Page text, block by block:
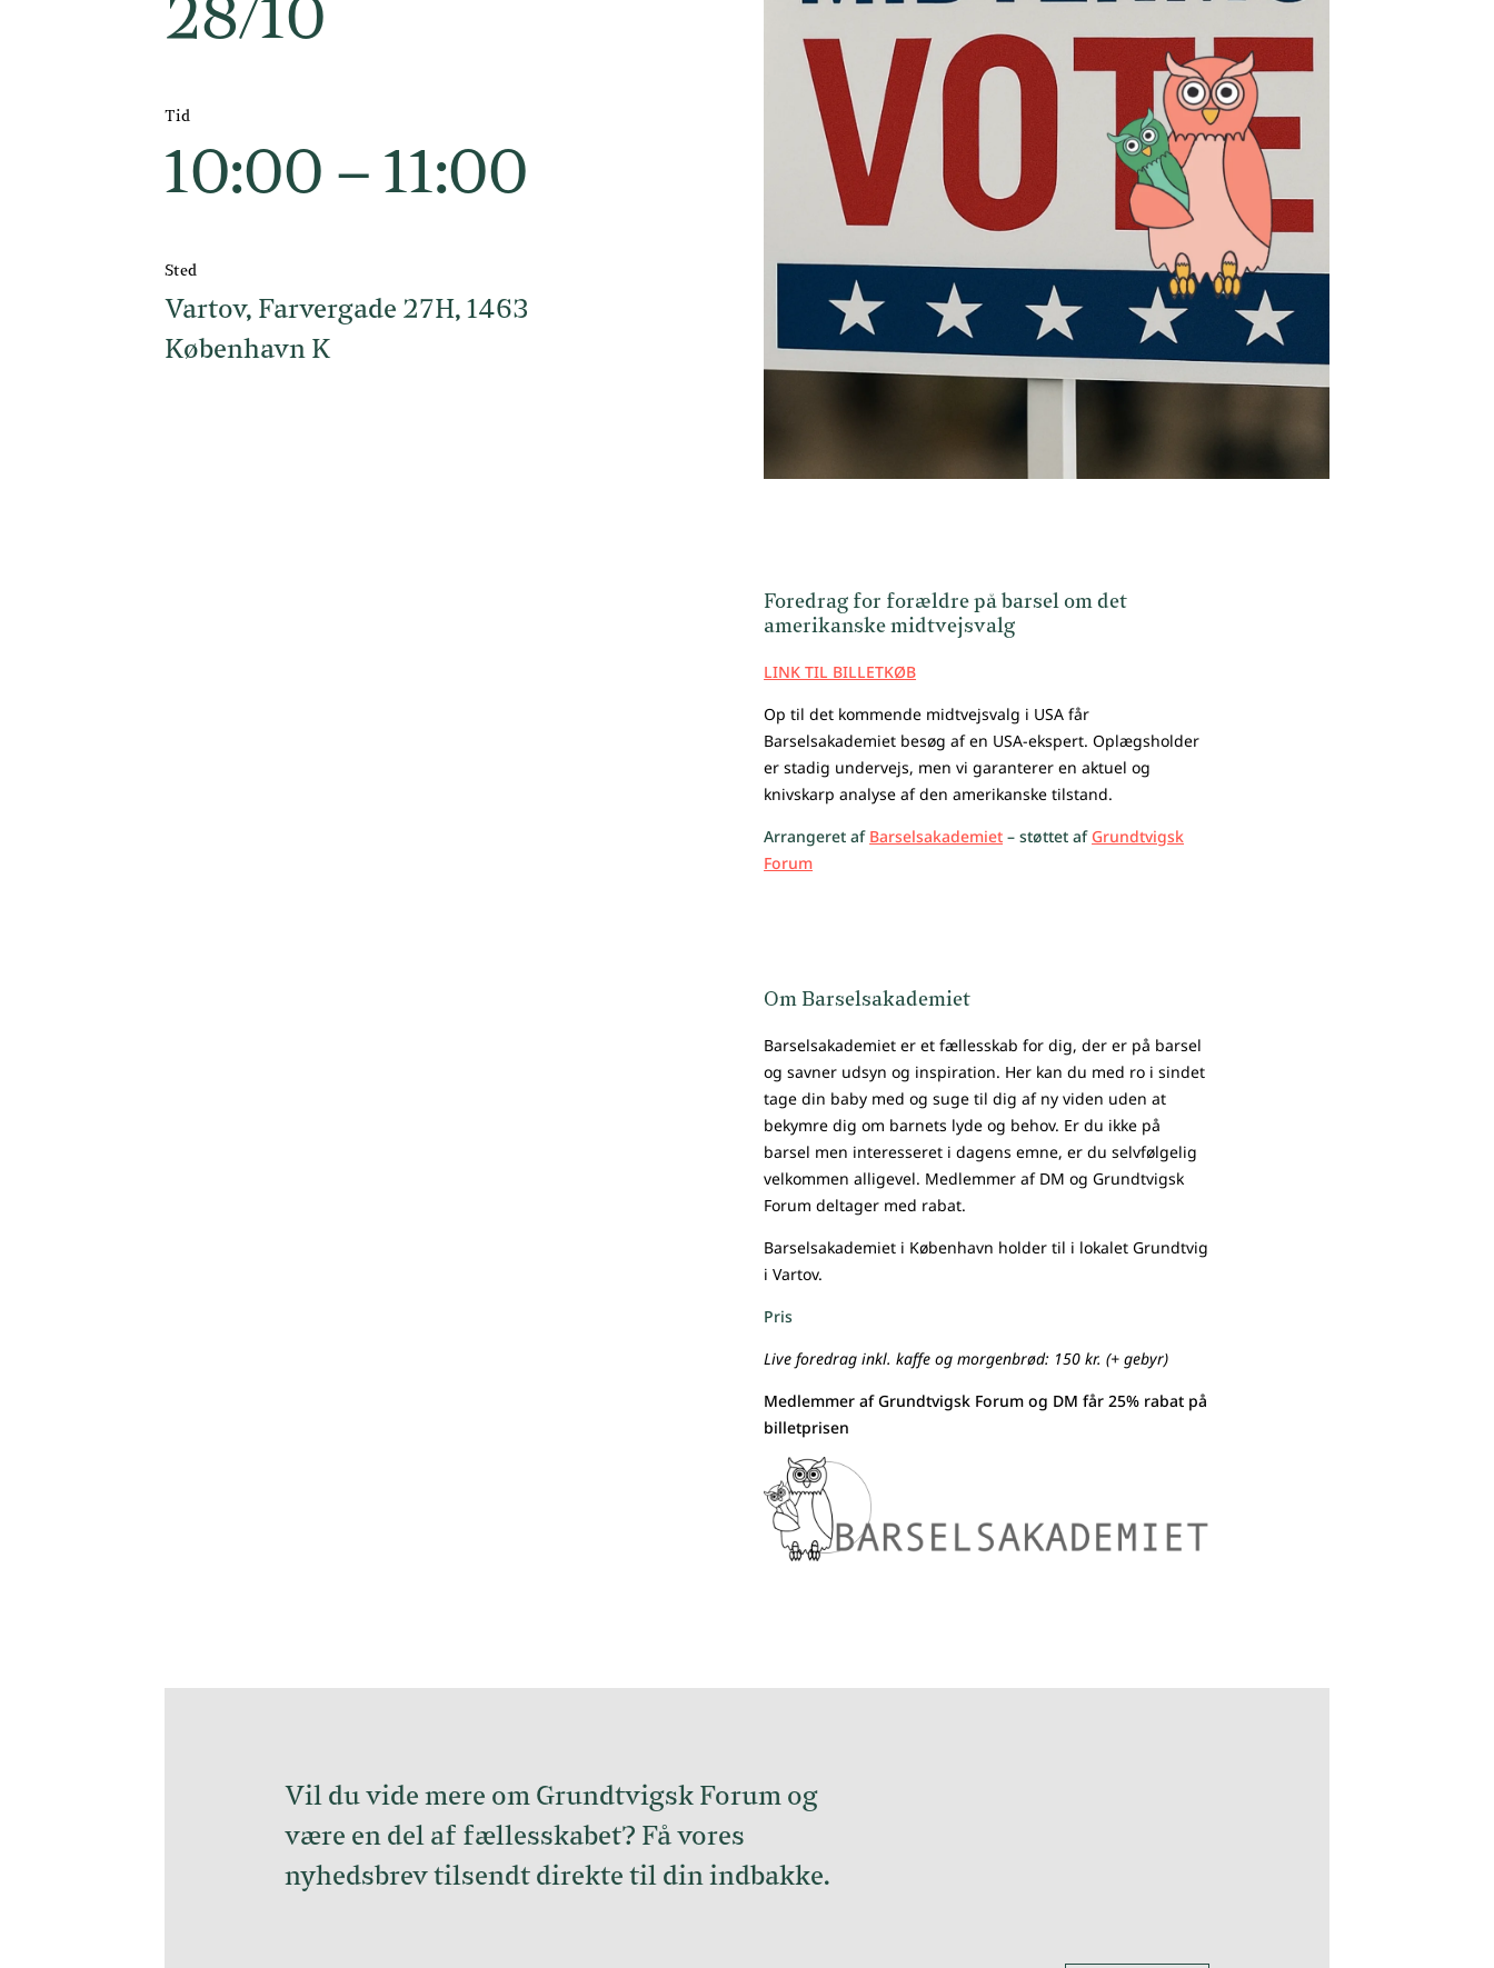
28/10
Tid
10:00 – 11:00
Sted
Vartov, Farvergade 27H, 1463
København K
Foredrag for forældre på barsel om det
amerikanske midtvejsvalg
LINK TIL BILLETKØB
Op til det kommende midtvejsvalg i USA får
Barselsakademiet besøg af en USA-ekspert. Oplægsholder
er stadig undervejs, men vi garanterer en aktuel og
knivskarp analyse af den amerikanske tilstand.
Arrangeret af Barselsakademiet –støttet af Grundtvigsk
Forum
Om Barselsakademiet
Barselsakademiet er et fællesskab for dig, der er på barsel
og savner udsyn og inspiration. Her kan du med ro i sindet
tage din baby med og suge til dig af ny viden uden at
bekymre dig om barnets lyde og behov. Er du ikke på
barsel men interesseret i dagens emne, er du selvfølgelig
velkommen alligevel. Medlemmer af DM og Grundtvigsk
Forum deltager med rabat.
Barselsakademiet i København holder til i lokalet Grundtvig
i Vartov.
Pris
Live foredrag inkl. kaffe og morgenbrød: 150 kr. (+ gebyr)
Medlemmer af Grundtvigsk Forum og DM får 25% rabat på
billetprisen
Vil du vide mere om Grundtvigsk Forum og
være en del af fællesskabet? Få vores
nyhedsbrev tilsendt direkte til din indbakke.